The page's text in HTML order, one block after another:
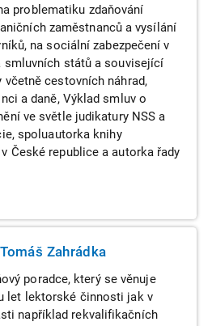
problematiku zdaňování
zaměstnanců a vysílání
na sociální zabezpečení v
smluvních států a související
včetně cestovních náhrad,
a daně, Výklad smluv o
ve světle judikatury NSS a
spoluautorka knihy
České republice a autorka řady
Zahrádka
poradce, který se věnuje
let lektorské činnosti jak v
například rekvalifikačních